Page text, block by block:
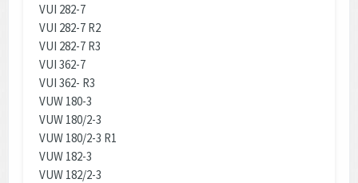
VUI 282-7
VUI 282-7 R2
VUI 282-7 R3
VUI 362-7
VUI 362- R3
VUW 180-3
VUW 180/2-3
VUW 180/2-3 R1
VUW 182-3
VUW 182/2-3